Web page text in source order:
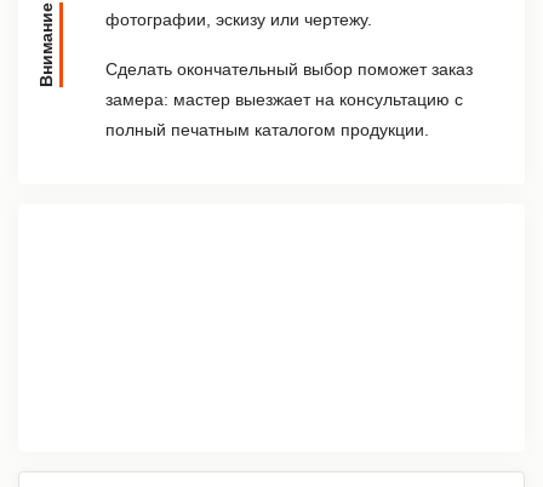
Внимание
фотографии, эскизу или чертежу.
Сделать окончательный выбор поможет заказ
замера: мастер выезжает на консультацию с
полный печатным каталогом продукции.